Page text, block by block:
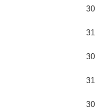
30
31
30
31
30